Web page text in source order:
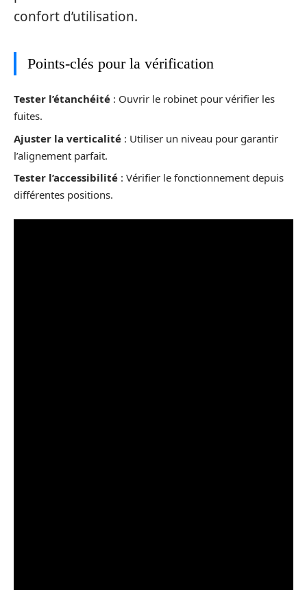
confort d’utilisation.
Points-clés pour la vérification
Tester l’étanchéité : Ouvrir le robinet pour vérifier les
fuites.
Ajuster la verticalité : Utiliser un niveau pour garantir
l’alignement parfait.
Tester l’accessibilité : Vérifier le fonctionnement depuis
différentes positions.